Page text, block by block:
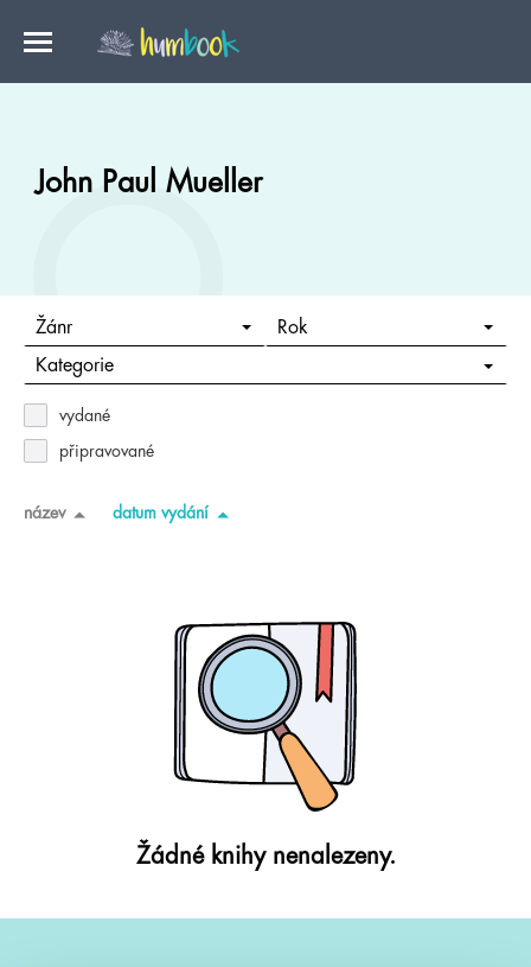
John Paul Mueller
Žánr Rok
Kategorie
vydané
připravované
název datum vydání
Žádné knihy nenalezeny.